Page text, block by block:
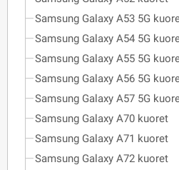
Samsung Galaxy A53 5G
Samsung Galaxy A54 5G
Samsung Galaxy A55 5G
Samsung Galaxy A56 5G
Samsung Galaxy A57 5G
Samsung Galaxy A70 kuoret
Samsung Galaxy A71 kuoret
Samsung Galaxy A72 kuoret